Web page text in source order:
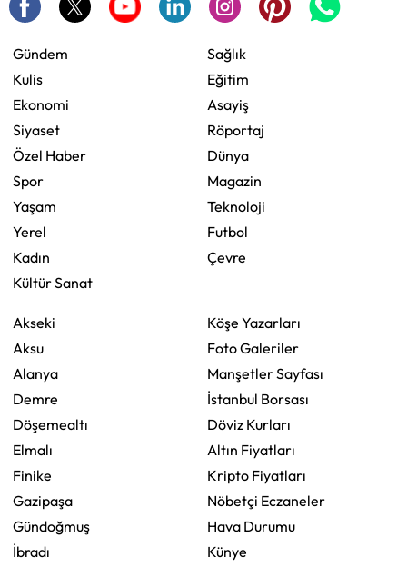
Gündem
Kulis
Ekonomi
Siyaset
Özel Haber
Spor
Yaşam
Yerel
Kadın
Kültür Sanat
Sağlık
Eğitim
Asayiş
Röportaj
Dünya
Magazin
Teknoloji
Futbol
Çevre
Akseki
Aksu
Alanya
Demre
Döşemealtı
Elmalı
Finike
Gazipaşa
Gündoğmuş
İbradı
Köşe Yazarları
Foto Galeriler
Manşetler Sayfası
İstanbul Borsası
Döviz Kurları
Altın Fiyatları
Kripto Fiyatları
Nöbetçi Eczaneler
Hava Durumu
Künye